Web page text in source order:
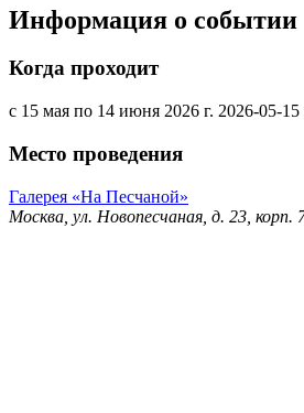
Информация о событии
Когда проходит
с 15 мая по 14 июня 2026 г. 2026-05-15
Место проведения
Галерея «На Песчаной»
Москва, ул. Новопесчаная, д. 23, корп.